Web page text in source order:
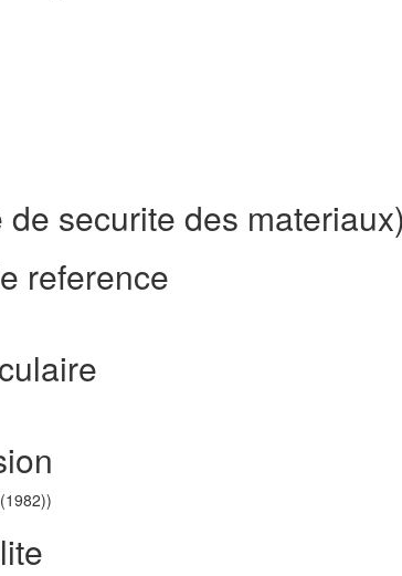
securite des
reference